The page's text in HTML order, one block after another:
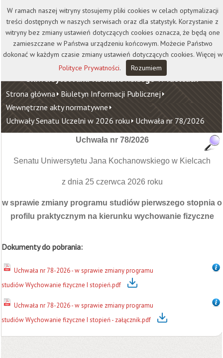
Kontakt Biblioteka
Wydawnictwo
Wirtualna Uczelnia
Uniwersytet Jana Kochanowskiego w Kielcach
Strona główna Biuletyn Informacji Publicznej
Wewnętrzne akty normatywne
Uchwały Senatu Uczelni w 2026 roku Uchwała nr 78/2026
Uchwała nr 78/2026
Senatu Uniwersytetu Jana Kochanowskiego w Kielcach
z dnia 25 czerwca 2026 roku
w sprawie zmiany programu studiów pierwszego stopnia o
profilu praktycznym na kierunku wychowanie fizyczne
Dokumenty do pobrania:
Uchwała nr 78-2026 - w sprawie zmiany programu
studiów Wychowanie fizyczne I stopień.pdf
Uchwała nr 78-2026 - w sprawie zmiany programu
studiów Wychowanie fizyczne I stopień - załącznik.pdf
W ramach naszej witryny stosujemy pliki cookies w celach optymalizacji
treści dostępnych w naszych serwisach oraz dla statystyk. Korzystanie z
witryny bez zmiany ustawień dotyczących cookies oznacza, że będą one
zamieszczane w Państwa urządzeniu końcowym. Możecie Państwo
dokonać w każdym czasie zmiany ustawień dotyczących cookies. Więcej w
Polityce Prywatności. Rozumiem